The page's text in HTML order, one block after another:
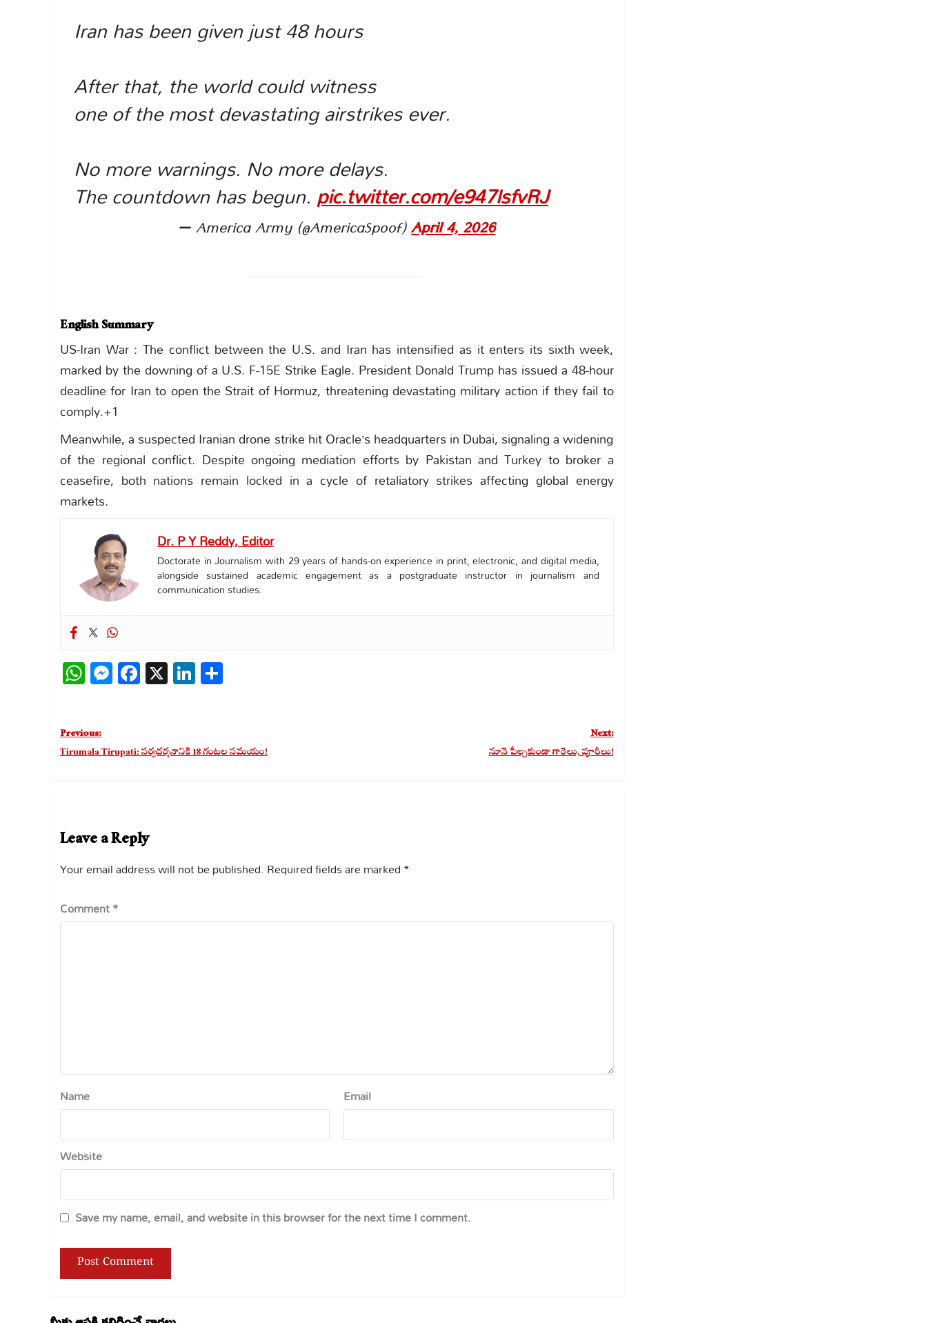
Iran has been given just 48 hours
After that, the world could witness
one of the most devastating airstrikes ever.
No more warnings. No more delays.
The countdown has begun.pic.twitter.com/e947lsfvRJ
— America Army (@AmericaSpoof)April 4, 2026
English Summary
US-Iran War : The conflict between the U.S. and Iran has intensified as it enters its sixth week,
marked by the downing of a U.S. F-15E Strike Eagle. President Donald Trump has issued a 48-hour
deadline for Iran to open the Strait of Hormuz, threatening devastating military action if they fail to
comply.+1
Meanwhile, a suspected Iranian drone strike hit Oracle’s headquarters in Dubai, signaling a widening
of the regional conflict. Despite ongoing mediation efforts by Pakistan and Turkey to broker a
ceasefire, both nations remain locked in a cycle of retaliatory strikes affecting global energy
markets.
Dr. P Y Reddy, Editor
Doctorate in Journalism with 29 years of hands-on experience in print, electronic, and digital media,
alongside sustained academic engagement as a postgraduate instructor in journalism and
communication studies.
WhatsApp
Messenger
Facebook
X LinkedIn
Post
navigation
Previous:
Tirumala Tirupati: సర్వదర్శనానికి 18 గంటల సమయం!
Next:
నూనె పీల్చకుండా గారెలు, పూరీలు!
Leave a Reply
Your email address will not be published. Required fields are marked*
Comment*
Name Email
Website
Save my name, email, and website in this browser for the next time I comment.